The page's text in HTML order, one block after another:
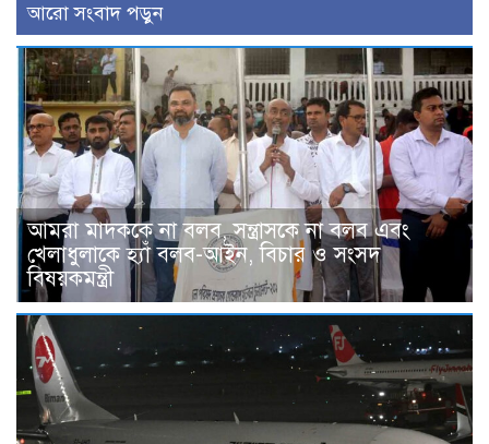
আরো সংবাদ পড়ুন
আমরা মাদককে না বলব, সন্ত্রাসকে না বলব এবং
খেলাধুলাকে হ্যাঁ বলব-আইন, বিচার ও সংসদ
বিষয়কমন্ত্রী